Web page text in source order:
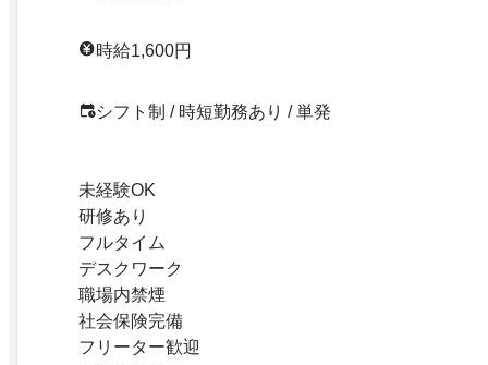
時給1,600円
シフト制 / 時短勤務あり / 単発
未経験OK
研修あり
フルタイム
デスクワーク
職場内禁煙
社会保険完備
フリーター歓迎